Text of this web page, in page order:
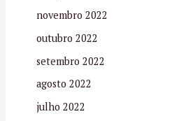
novembro 2022
outubro 2022
setembro 2022
agosto 2022
julho 2022